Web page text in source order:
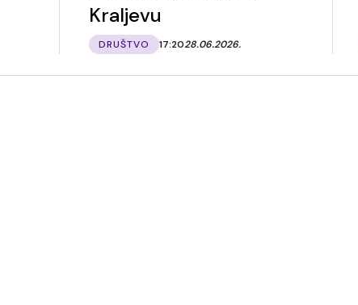
Kraljevu
DRUŠTVO 17:2028.06.2026.